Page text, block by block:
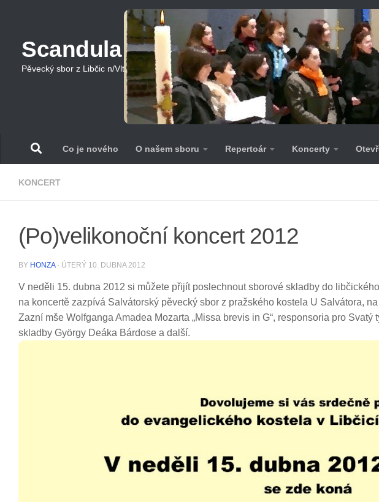
Scandula
Pěvecký sbor z Libčic n/Vlt.
Co je nového O našem sboru Repertoár Koncerty
KONCERT
(Po)velikonoční koncert 2012
BY HONZA · ÚTERÝ 10. DUBNA 2012
V neděli 15. dubna 2012 si můžete přijít poslechnout sborové skladby do
na koncertě zazpívá Salvátorský pěvecký sbor z pražského kostela U Salvátora,
Zazní mše Wolfganga Amadea Mozarta „Missa brevis in G“, responsoria pro
skladby György Deáka Bárdose a další.